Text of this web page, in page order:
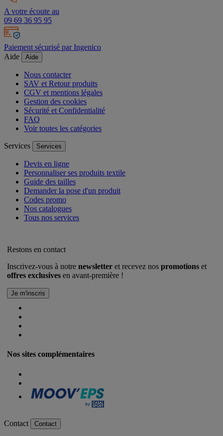
A votre écoute au
09 69 36 95 95
Paiement sécurisé par Ingenico
Aide
Aide
Nous contacter
SAV et Retour produits
CGV et mentions légales
Gestion des cookies
Sécurité et Confidentialité
FAQ
Voir toutes les catégories
Services Services
Devis en ligne
Personnaliser ses produits textile
Guide des tailles
Demander la pose d'un produit
Codes promo
Nos catalogues
Tous nos services
Restons en contact
Inscrivez-vous à notre newsletter et recevez nos promotions et
offres exclusives en avant-première !
Nos sites complémentaires
Contact Contact